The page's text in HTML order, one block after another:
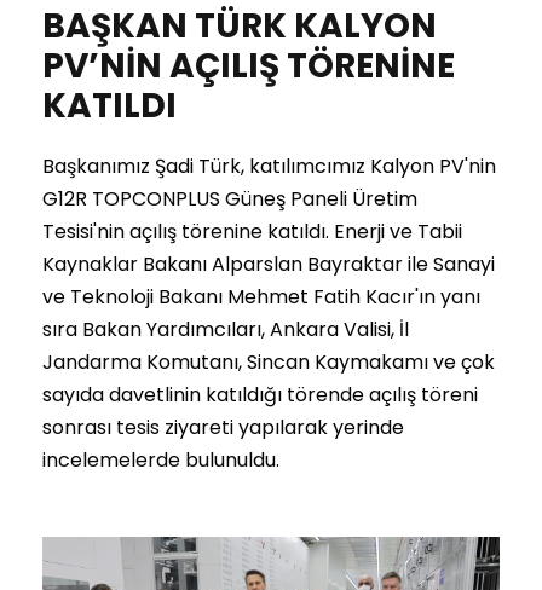
BAŞKAN TÜRK KALYON
PV’NİN AÇILIŞ TÖRENİNE
KATILDI
Başkanımız Şadi Türk, katılımcımız Kalyon PV'nin
G12R TOPCONPLUS Güneş Paneli Üretim
Tesisi'nin açılış törenine katıldı. Enerji ve Tabii
Kaynaklar Bakanı Alparslan Bayraktar ile Sanayi
ve Teknoloji Bakanı Mehmet Fatih Kacır'ın yanı
sıra Bakan Yardımcıları, Ankara Valisi, İl
Jandarma Komutanı, Sincan Kaymakamı ve çok
sayıda davetlinin katıldığı törende açılış töreni
sonrası tesis ziyareti yapılarak yerinde
incelemelerde bulunuldu.